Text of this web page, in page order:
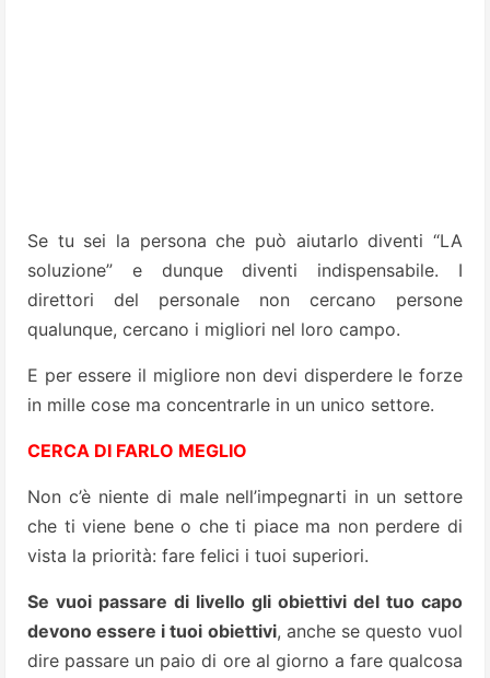
Se tu sei la persona che può aiutarlo diventi “LA
soluzione” e dunque diventi indispensabile. I
direttori del personale non cercano persone
qualunque, cercano i migliori nel loro campo.
E per essere il migliore non devi disperdere le forze
in mille cose ma concentrarle in un unico settore.
CERCA DI FARLO MEGLIO
Non c’è niente di male nell’impegnarti in un settore
che ti viene bene o che ti piace ma non perdere di
vista la priorità: fare felici i tuoi superiori.
Se vuoi passare di livello gli obiettivi del tuo capo
devono essere i tuoi obiettivi, anche se questo vuol
dire passare un paio di ore al giorno a fare qualcosa